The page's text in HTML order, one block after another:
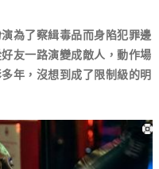
為了察緝毒品而身陷犯罪邊
友一路演變成敵人，動作場
年，沒想到成了限制級的明